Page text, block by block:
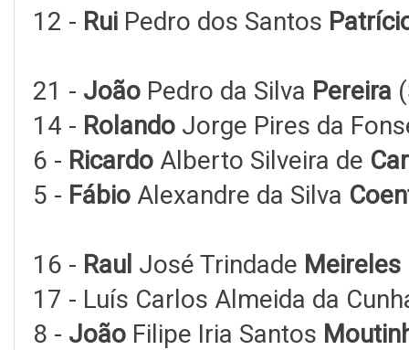
12 - Rui Pedro dos Santos
21 - João Pedro da Silva Pereira (
14 - Rolando Jorge Pires da
6 - Ricardo Alberto Silveira de
5 - Fábio Alexandre da Silva
16 - Raul José Trindade Meireles
17 - Luís Carlos Almeida da
8 - João Filipe Iria Santos